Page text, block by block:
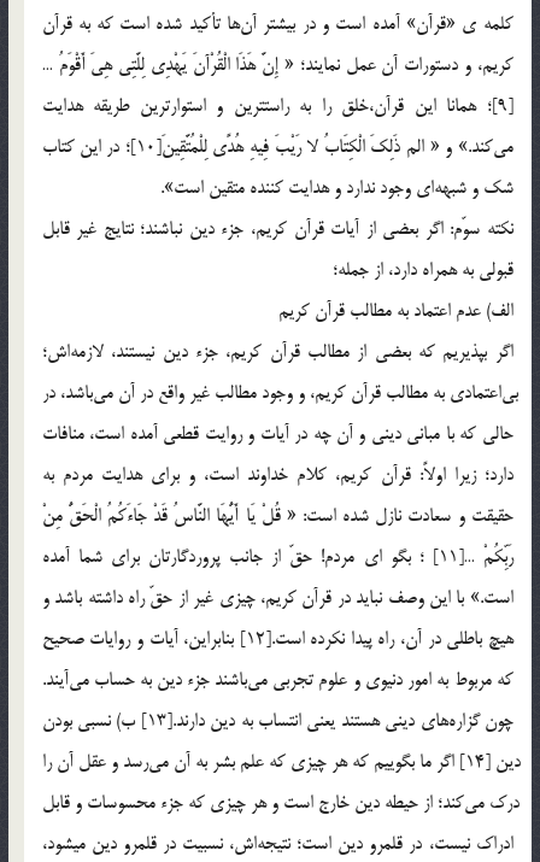
كلمه ي «قرآن» آمده است و در بيشتر آن‎ها تأكيد شده است كه به قرآن
كريم، و دستورات آن عمل نمايند؛ « إِنَّ هَذَا الْقُرْآنَ يَهْدِي لِلَّتِي هِيَ أَقْوَمُ …
[9]؛ همانا اين قرآن،‌خلق را به راست­ترين و استوارترين طريقه هدايت
مي‎كند.» و « الم ذَلِكَ الْكِتَابُ لا رَيْبَ فِيهِ هُدًى لِلْمُتَّقِينَ[10]؛ در اين كتاب
شك و شبهه‎اي وجود ندارد و هدايت كننده متقين است».
نكته سوّم: اگر بعضي از آيات قرآن كريم، جزء دين نباشند؛ نتايج غير قابل
قبولي به همراه دارد، از جمله؛
الف) عدم اعتماد به مطالب قرآن كريم
اگر بپذيريم كه بعضي از مطالب قرآن كريم، جزء دين نيستند، لازمه‎اش؛
بي‎اعتمادي به مطالب قرآن كريم، و وجود مطالب غير واقع در آن مي‎باشد، در
حالي كه با مباني ديني و آن چه در آيات و روايت قطعي آمده است، منافات
دارد؛ زيرا اولاً: قرآن كريم، كلام خداوند است، و براي هدايت مردم به
حقيقت و سعادت نازل شده است: « قُلْ يَا أَيُّهَا النَّاسُ قَدْ جَاءَكُمُ الْحَقُّ مِنْ
رَبِّكُمْ …[11] ؛ بگو اي مردم! حقّ از جانب پروردگارتان براي شما آمده
است.» با اين وصف نبايد در قرآن كريم، چيزي غير از حقّ راه داشته باشد و
هيچ باطلي در آن، راه پيدا نكرده است.[12] بنابراين، آيات و روايات صحيح
كه مربوط به امور دنيوي و علوم تجربي مي‎باشند جزء دين به حساب مي‎آيند.
چون گزاره‎هاي ديني هستند يعني انتساب به دين دارند.[13] ب) نسبي بودن
دين [14] اگر ما بگوييم كه هر چيزي كه علم بشر به آن مي‎رسد و عقل آن را
درك مي‎كند؛ از حيطه دين خارج است و هر چيزي كه جزء محسوسات و قابل
ادراك نيست، در قلمرو دين است؛ نتيجه‎اش، نسبيت در قلمرو دين مي­شود،